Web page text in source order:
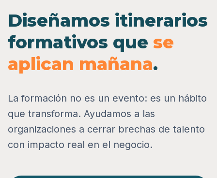
Diseñamos itinerarios
formativos que se
aplican mañana.
La formación no es un evento: es un hábito
que transforma. Ayudamos a las
organizaciones a cerrar brechas de talento
con impacto real en el negocio.